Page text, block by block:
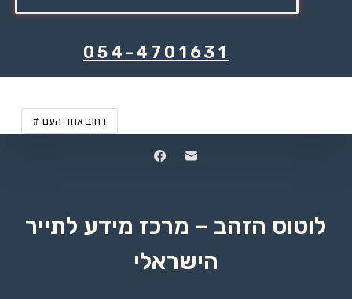
054-4701631
רחוב אחד-העם
לוטוס הזהב – מרכז מידע לתייר
הישראלי